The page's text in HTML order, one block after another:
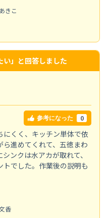
きこ
い」と回答しました
参考になった 0
くく、キッチン単体で依
進めてくれて、五徳まわ
ンクは水アカが取れて、
でした。作業後の説明も
香